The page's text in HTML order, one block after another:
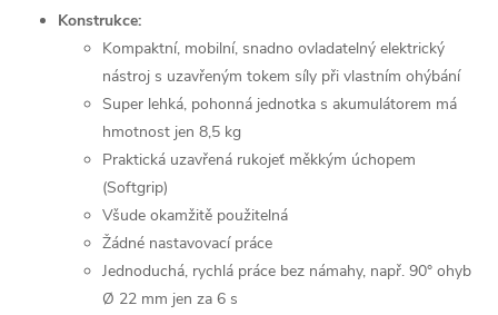
Konstrukce:
Kompaktní, mobilní, snadno ovladatelný elektrický
nástroj s uzavřeným tokem síly při vlastním ohýbání
Super lehká, pohonná jednotka s akumulátorem má
hmotnost jen 8,5 kg
Praktická uzavřená rukojeť měkkým úchopem
(Softgrip)
Všude okamžitě použitelná
Žádné nastavovací práce
Jednoduchá, rychlá práce bez námahy, např. 90° ohyb
Ø 22 mm jen za 6 s